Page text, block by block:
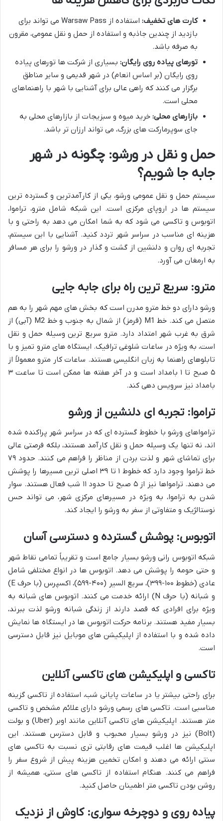
کارت های تخفیف:
استفاده از Warsaw Pass می تواند برای
بازدید از چندین جاذبه و استفاده از حمل و نقل عمومی، مقرون
به صرفه باشد.
تورهای پیاده روی رایگان: بسیاری از شرکت ها تورهای پیاده
روی رایگان (بر اساس انعام) در شهر قدیمی و سایر مناطق
برگزار می کنند که راهی عالی برای آشنایی با شهر با راهنماهای
محلی است.
بازارهای محلی: خرید میوه و سبزیجات از بازارهای محلی به
جای سوپرمارکت های بزرگ، می تواند ارزان تر باشد.
حمل و نقل در ورشو: چگونه در شهر
جابه جا شویم؟
سیستم حمل و نقل عمومی ورشو، یکی از کارآمدترین و گسترده ترین
سیستم ها در اروپای مرکزی است. این شبکه شامل مترو، تراموا،
اتوبوس و تاکسی می شود که به شما امکان می دهد به راحتی و با
هزینه ای مناسب در سراسر شهر تردد کنید. آشنایی با این سیستم،
تجربه ای روان و دلنشین از گشت و گذار در ورشو را برای هر مسافر
به ارمغان می آورد.
مترو: سریع ترین راه برای جابه جایی
ورشو دارای دو خط مترو مدرن است که بخش های مهم شهر را به هم
متصل می کند. خط M1 (قرمز) از شمال به جنوب و خط M2 (آبی) از
شرق به غرب شهر امتداد دارد. مترو سریع ترین وسیله حمل و نقل
است، به ویژه در ساعات شلوغی ترافیک. ایستگاه های مترو تمیز و با
تابلوهای راهنما به زبان انگلیسی هستند. ساعات کار مترو معمولاً از
۵ صبح تا ۱ بامداد است و در آخر هفته ها ممکن است تا ساعت ۳
بامداد نیز سرویس دهی کند.
تراموا: تجربه ای دلنشین از ورشو
ترامواهای ورشو با خطوط گسترده ای که در سراسر شهر پراکنده شده
اند، نه تنها یک وسیله حمل و نقل کارآمد هستند، بلکه فرصتی عالی
برای تماشای شهر و لذت بردن از مناظر را فراهم می کنند. حدود ۷۹
خط تراموا وجود دارد که خطوط ۱ تا ۳۹ اصلی ترین مسیرها را پوشش
می دهند. ترامواها نیز از ۵ صبح تا حدود ۱۱ شب فعال هستند. سوار
شدن به تراموا، به ویژه در مسیرهای مرکزی شهر، می تواند حس
نوستالژیک و متفاوتی از سفر به ورشو را ایجاد کند.
اتوبوس: پوشش گسترده و دسترسی آسان
شبکه اتوبوس رانی ورشو بسیار جامع است و تقریباً تمامی نقاط شهر
و حتی حومه را پوشش می دهد. اتوبوس ها در انواع مختلفی شامل
عادی (خطوط ۱۰۰-۳۹۹)، سریع السیر (۴۰۰-۵۹۹)، اکسپرس (با حرف E)
و شبانه (با حرف N) ارائه خدمت می کنند. اتوبوس های شبانه به
ویژه برای افرادی که قصد دارند از زندگی شبانه ورشو لذت ببرند،
بسیار مفید هستند. برنامه حرکت اتوبوس ها در ایستگاه ها نمایش
داده شده و با استفاده از اپلیکیشن های موبایل نیز قابل دسترسی
است.
تاکسی و اپلیکیشن های تاکسی آنلاین
برای راحتی بیشتر یا در ساعات پایانی شب، استفاده از تاکسی گزینه
مناسبی است. تاکسی های رسمی ورشو دارای علائم مشخص و تاکسی
متر هستند. اپلیکیشن های تاکسی آنلاین مانند اوبر (Uber) و بولت
(Bolt) نیز در ورشو بسیار محبوب و قابل دسترس هستند. این
اپلیکیشن ها اغلب قیمت های رقابتی تری نسبت به تاکسی های
سنتی ارائه می دهند و امکان تخمین هزینه پیش از شروع سفر را
فراهم می کنند. هنگام استفاده از تاکسی های سنتی، همیشه از
روشن بودن تاکسی متر اطمینان حاصل کنید.
پیاده روی و دوچرخه سواری: کاوش از نزدیک